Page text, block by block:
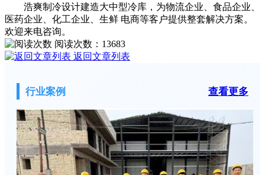
浩爽制冷设计建造大中型冷库，为物流企业、食品企业、
医药企业、化工企业、生鲜 电商等客户提供整套解决方案。
欢迎来电咨询。
阅读次数： 13683
返回文章列表
行业案例 查看更多